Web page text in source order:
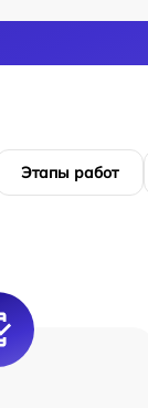
Этапы работ